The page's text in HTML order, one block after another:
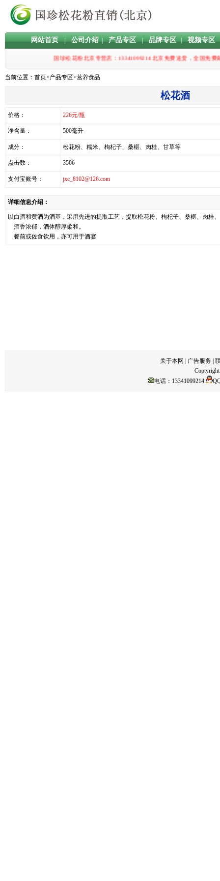
网站首页 | 公司介绍 | 产品专区 | 品牌专区 | 视频专区
国珍松花粉北京专营店：13341099214 北京免费送货，全国
当前位置： 首页>产品专区>营养食品
松花酒
价格： 226元/瓶
净含量： 500毫升
成分： 松花粉、糯米、枸杞子、桑椹、肉桂、甘草等
点击数： 3506
支付宝账号： jxc_8102@126.com
详细信息介绍：
以白酒和黄酒为酒基，采用先进的提取工艺，提取松花粉、枸杞子、桑椹、肉桂
酒香浓郁，酒体醇厚柔和。
餐前或佐食饮用，亦可用于酒宴
关于本网 广告服务
电话：13341099214